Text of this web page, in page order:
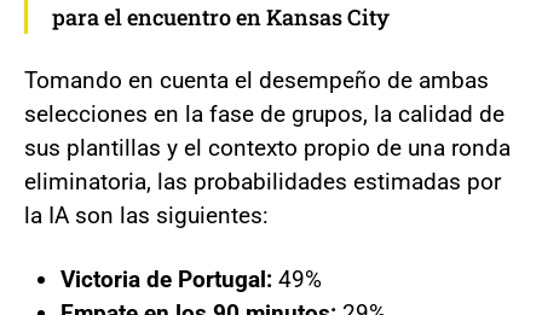
para el encuentro en Kansas City
Tomando en cuenta el desempeño de ambas
selecciones en la fase de grupos, la calidad de
sus plantillas y el contexto propio de una ronda
eliminatoria, las probabilidades estimadas por
la IA son las siguientes:
Victoria de Portugal: 49%